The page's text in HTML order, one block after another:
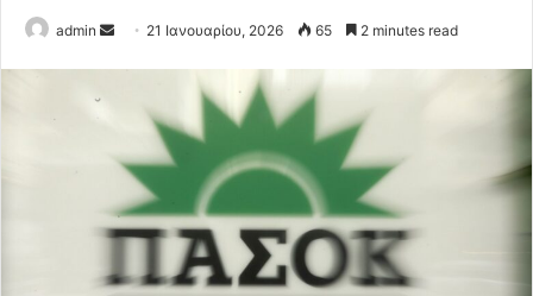
admin
Send 21 Ιανουαρίου, 2026 65 2 minutes read